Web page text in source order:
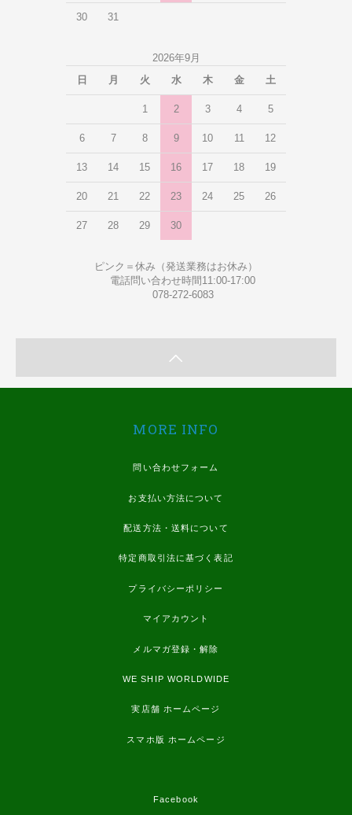
30 31
2026年9月
日
月 火 水 木 金 土
1 2 3 4 5
6 7 8 9 10 11 12
13 14 15 16 17 18 19
20 21 22 23 24 25 26
27 28 29 30
ピンク＝休み（発送業務はお休み）
電話問い合わせ時間11:00-17:00
078-272-6083
MORE INFO
問い合わせフォーム
お支払い方法について
配送方法・送料について
特定商取引法に基づく表記
プライバシーポリシー
マイアカウント
メルマガ登録・解除
WE SHIP WORLDWIDE
実店舗 ホームページ
スマホ版 ホームページ
Facebook